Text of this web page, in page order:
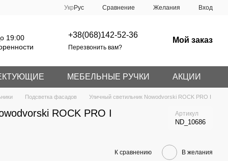
Укр Рус Сравнение Желания Вход
19:00
+38(068)142-52-36
Перезвонить вам?
Мой заказ
МЕБЕЛЬНЫЕ РУЧКИ АКЦИИ
Подсветка фасадов Уличный светильник Nowodvorski ROCK PRO I
ROCK PRO I Артикул
ND_10686
К сравнению В желания